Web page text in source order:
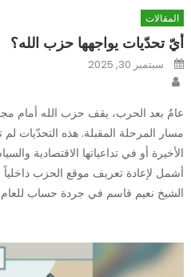
المقالات
أيّ تحدّيات يواجهها حزب الله؟
Posted
onسبتمبر 30, 2025
عامٌ بعد الحرب، يقف حزب الله أمام
مسار المرحلة المقبلة. هذه التحدّيات
الأخيرة أو في تداعياتها الاقتصادية
أشمل لإعادة تعريف موقع الحزب داخلياً
الشيخ نعيم قاسم في جردة حساب